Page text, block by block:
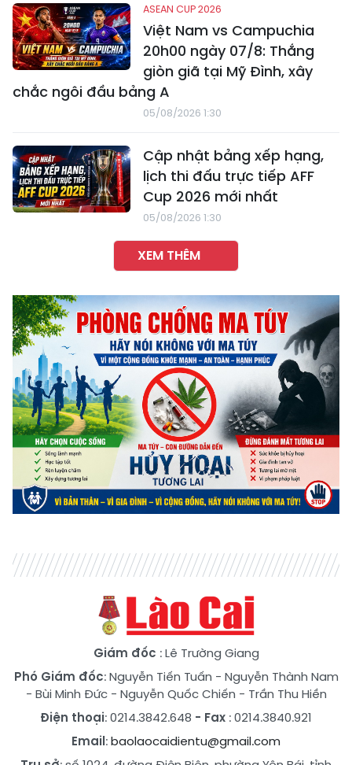
ASEAN CUP 2026
Việt Nam vs Campuchia
20h00 ngày 07/8: Thắng
giòn giã tại Mỹ Đình, xây
chắc ngôi đầu bảng A
05/08/2026 1:30
Cập nhật bảng xếp hạng,
lịch thi đấu trực tiếp AFF
Cup 2026 mới nhất
05/08/2026 1:30
XEM THÊM
Giám đốc : Lê Trường Giang
Phó Giám đốc:Nguyễn Tiến Tuấn - Nguyễn Thành Nam
- Bùi Minh Đức- Nguyễn Quốc Chiến - Trần Thu Hiền
Điện thoại: 0214.3842.648 - Fax : 0214.3840.921
Email:baolaocaidientu@gmail.com